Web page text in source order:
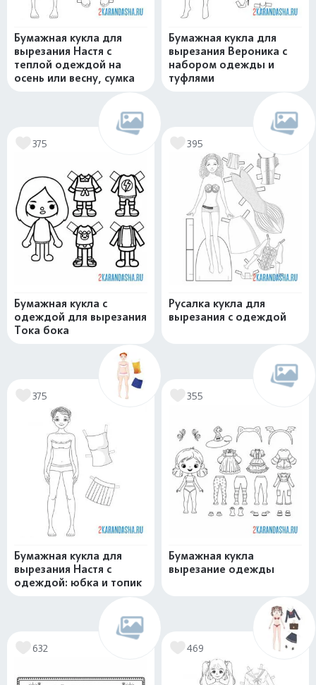
Бумажная кукла для
вырезания Настя с
теплой одеждой на
осень или весну, сумка
Бумажная кукла для
вырезания Вероника с
набором одежды и
туфлями
375
Бумажная кукла с
одеждой для вырезания
Тока бока
395
Русалка кукла для
вырезания с одеждой
375
Бумажная кукла для
вырезания Настя с
одеждой: юбка и топик
355
Бумажная кукла
вырезание одежды
632 469